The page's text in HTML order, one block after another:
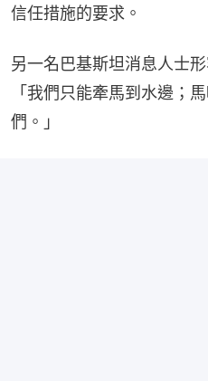
信任措施的要求。
另一名巴基斯坦消息人士
「我們只能牽馬到水邊；
們。」